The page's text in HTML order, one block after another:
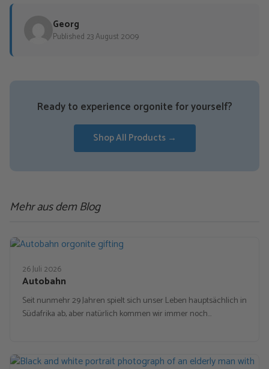
Georg
Published 23 August 2009
Ready to experience orgonite for yourself?
Shop All Products →
Mehr aus dem Blog
26 Juli 2026
Autobahn
Seit nunmehr 29 Jahren spielt sich unser Leben hauptsächlich in
Südafrika ab, aber natürlich kommen wir immer noch…